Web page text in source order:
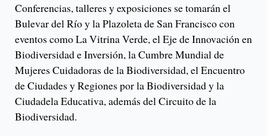
Conferencias, talleres y exposiciones se tomarán el
Bulevar del Río y la Plazoleta de San Francisco con
eventos como La Vitrina Verde, el Eje de Innovación en
Biodiversidad e Inversión, la Cumbre Mundial de
Mujeres Cuidadoras de la Biodiversidad, el Encuentro
de Ciudades y Regiones por la Biodiversidad y la
Ciudadela Educativa, además del Circuito de la
Biodiversidad.